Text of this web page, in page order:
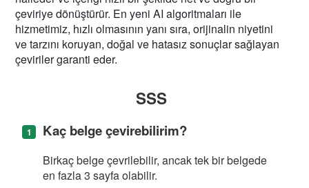
çeviriye dönüştürür. En yeni AI algoritmaları ile
hizmetimiz, hızlı olmasının yanı sıra, orijinalin niyetini
ve tarzını koruyan, doğal ve hatasız sonuçlar sağlayan
çeviriler garanti eder.
SSS
Kaç belge çevirebilirim?
Birkaç belge çevrilebilir, ancak tek bir belgede
en fazla 3 sayfa olabilir.